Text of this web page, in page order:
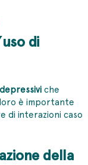
di
che
è importante
di interazioni caso
della